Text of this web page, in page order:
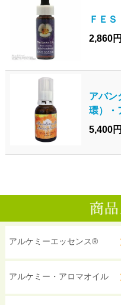
ＦＥ
2,860円
アバン
環）・
5,400円
アルケミーエッセンス®
アルケミー・アロマオイル